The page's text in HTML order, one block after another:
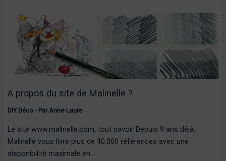
A propos du site de Malinelle ?
DIY Déco- ParAnne-Laure
Le site www.malinelle.com, tout savoir Depuis 9 ans déjà,
Malinelle vous livre plus de 40.000 références avec une
disponibilité maximale en…